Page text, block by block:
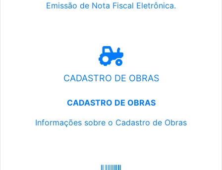
Emissão de Nota Fiscal Eletrônica.
CADASTRO DE OBRAS
CADASTRO DE OBRAS
Informações sobre o Cadastro de Obras